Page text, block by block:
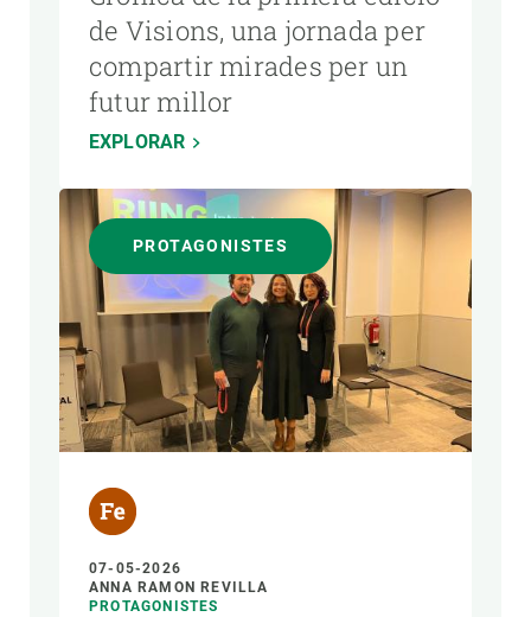
de Visions, una jornada per
compartir mirades per un
futur millor
EXPLORAR
PROTAGONISTES
07-05-2026
ANNA RAMON REVILLA
PROTAGONISTES